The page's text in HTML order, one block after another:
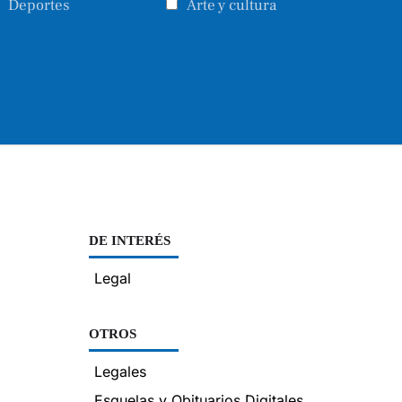
Deportes
Arte y cultura
DE INTERÉS
Legal
OTROS
Legales